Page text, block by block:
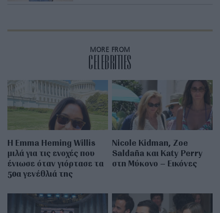
MORE FROM
CELEBRITIES
H Emma Heming Willis
μιλά για τις ενοχές που
ένιωσε όταν γιόρτασε τα
50α γενέθλιά της
Nicole Kidman, Zoe
Saldaña και Katy Perry
στη Μύκονο – Εικόνες